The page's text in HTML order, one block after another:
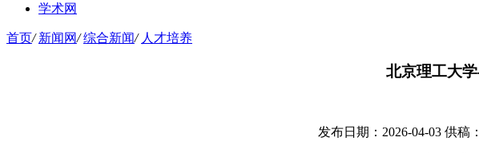
学术网
首页/ 新闻网/ 综合新闻/ 人才培养
北京理工大
发布日期：2026-04-03 供稿